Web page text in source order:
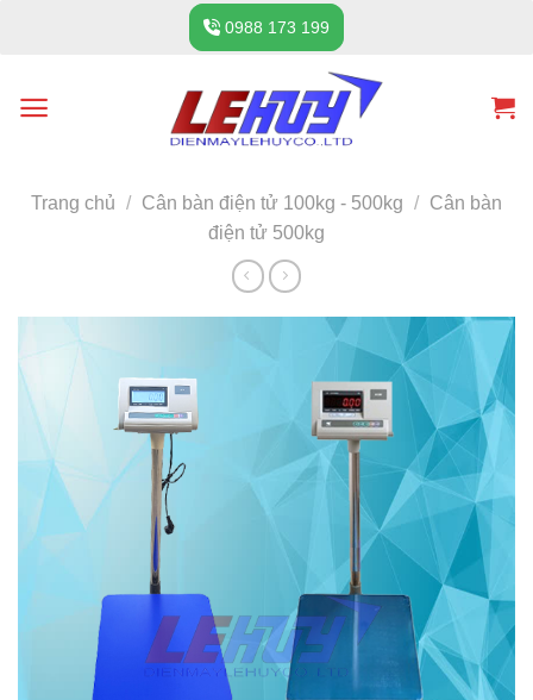
0988 173 199
Trang chủ / Cân bàn điện tử 100kg - 500kg /
Cân bàn
điện tử 500kg